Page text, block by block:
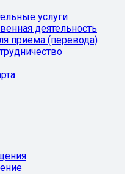
услуги
деятельность
приема (перевода)